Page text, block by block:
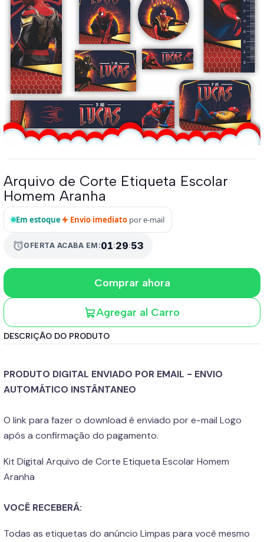
Arquivo de Corte Etiqueta Escolar
Homem Aranha
Em estoque Envio imediato por e-mail
alarmOFERTA ACABA EM:01:29:52
Agregar al Carro
Comprar ahora
DESCRIÇÃO DO PRODUTO
PRODUTO DIGITAL ENVIADO POR EMAIL - ENVIO
AUTOMÁTICO INSTÂNTANEO
O link para fazer o download é enviado por e-mail Logo
após a confirmação do pagamento.
Kit Digital Arquivo de Corte Etiqueta Escolar Homem
Aranha
VOCÊ RECEBERÁ:
Todas as etiquetas do anúncio Limpas para você mesmo